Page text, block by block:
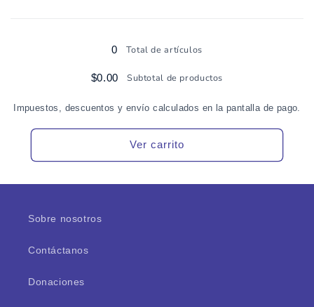
0 Total de artículos
$0.00 Subtotal de productos
Impuestos, descuentos y envío calculados en la pantalla de pago.
Ver carrito
Sobre nosotros
Contáctanos
Donaciones